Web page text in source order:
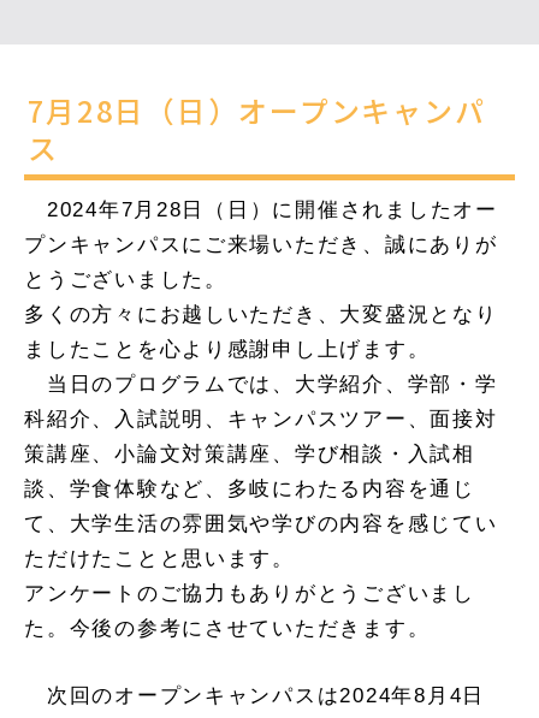
7月28日（日）オープンキャンパ
ス
2024年7月28日（日）に開催されましたオー
プンキャンパスにご来場いただき、誠にありが
とうございました。
多くの方々にお越しいただき、大変盛況となり
ましたことを心より感謝申し上げます。
当日のプログラムでは、大学紹介、学部・学
科紹介、入試説明、キャンパスツアー、面接対
策講座、小論文対策講座、学び相談・入試相
談、学食体験など、多岐にわたる内容を通じ
て、大学生活の雰囲気や学びの内容を感じてい
ただけたことと思います。
アンケートのご協力もありがとうございまし
た。 今後の参考にさせていただきます。
次回のオープンキャンパスは2024年8月4日